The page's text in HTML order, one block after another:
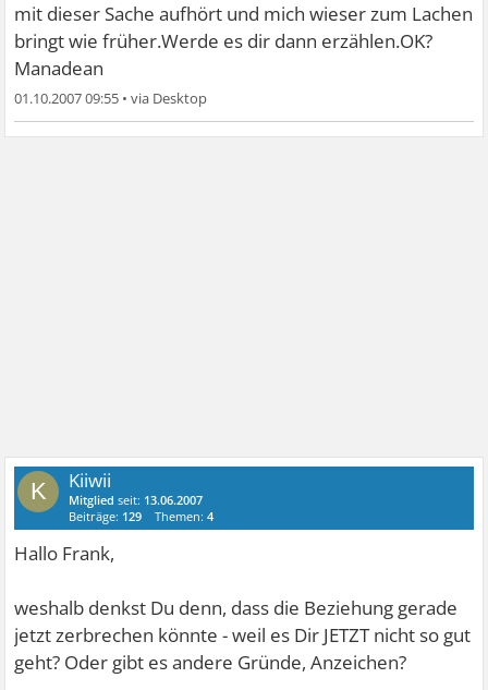
mit dieser Sache aufhört und mich wieser zum Lachen
bringt wie früher.Werde es dir dann erzählen.OK?
Manadean
01.10.2007 09:55 •
K Kiiwii
Mitglied seit: 13.06.2007
Beiträge: 129 Themen:4
Hallo Frank,
weshalb denkst Du denn, dass die Beziehung gerade
jetzt zerbrechen könnte - weil es Dir JETZT nicht so gut
geht? Oder gibt es andere Gründe, Anzeichen?